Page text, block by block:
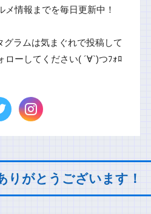
情報までを毎日更新中！
グラムは気まぐれで投稿して
ローしてください( ´∀`)つﾌｫﾛ
りがとうございます！